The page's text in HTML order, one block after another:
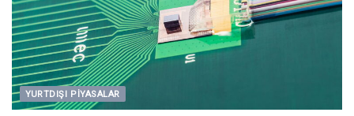
YURTDIŞI PIYASALAR